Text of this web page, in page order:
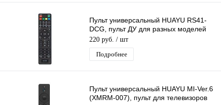
Пульт универсальный HUAYU RS41-
DCG, пульт ДУ для разных моделей
телевизоров
220 руб. / шт
Подробнее
Пульт универсальный HUAYU MI-Ver.6
(XMRM-007), пульт для телевизоров